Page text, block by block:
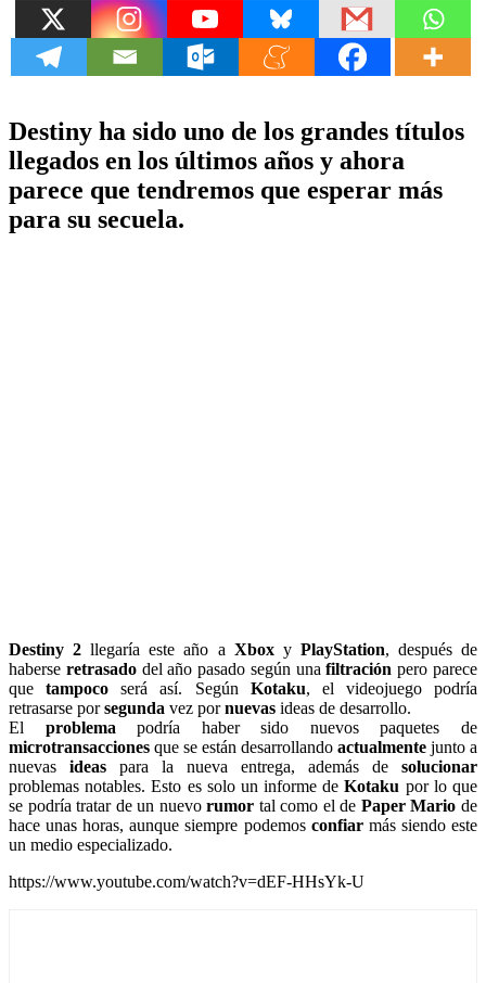
Destiny ha sido uno de los grandes títulos
llegados en los últimos años y ahora
parece que tendremos que esperar más
para su secuela.
Destiny 2 llegaría este año a XboxyPlayStation, después de
haberse retrasadodel año pasado según unafiltración pero parece
que tampoco será así. Según Kotaku, el videojuego podría
retrasarse porsegunda vez pornuevas ideas de desarrollo.
El problema podría haber sido nuevos paquetes de
microtransacciones que se están desarrollando actualmente junto a
nuevas ideas para la nueva entrega, además de solucionar
problemas notables. Esto es solo un informe deKotaku por lo que
se podría tratar de un nuevorumor tal como el de Paper Mario de
hace unas horas, aunque siempre podemos confiarmás siendo este
un medio especializado.
https://www.youtube.com/watch?v=dEF-HHsYk-U